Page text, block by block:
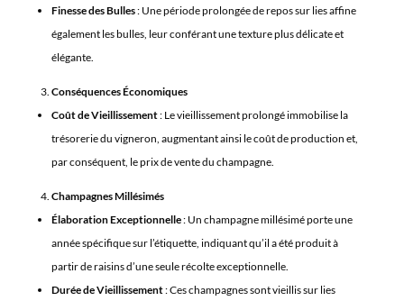
Finesse des Bulles: Une période prolongée de repos sur lies affine
également les bulles, leur conférant une texture plus délicate et
élégante.
Conséquences Économiques
Coût de Vieillissement: Le vieillissement prolongé immobilise la
trésorerie du vigneron, augmentant ainsi le coût de production et,
par conséquent, le prix de vente du champagne.
Champagnes Millésimés
Élaboration Exceptionnelle: Un champagne millésimé porte une
année spécifique sur l’étiquette, indiquant qu’il a été produit à
partir de raisins d’une seule récolte exceptionnelle.
Durée de Vieillissement: Ces champagnes sont vieillis sur lies